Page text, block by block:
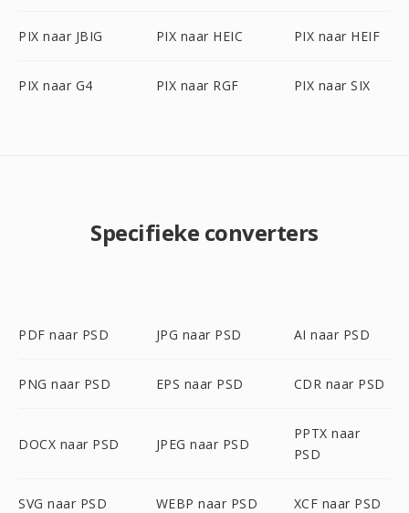
PIX naar JBIG PIX naar HEIC PIX naar HEIF
PIX naar G4 PIX naar RGF PIX naar SIX
Specifieke converters
PDF naar PSD JPG naar PSD AI naar PSD
PNG naar PSD EPS naar PSD CDR naar PSD
DOCX naar PSD JPEG naar PSD
PPTX naar
PSD
SVG naar PSD WEBP naar PSD XCF naar PSD